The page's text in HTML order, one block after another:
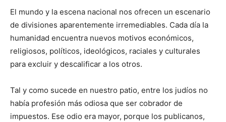
El mundo y la escena nacional nos ofrecen un escenario
de divisiones aparentemente irremediables. Cada día la
humanidad encuentra nuevos motivos económicos,
religiosos, políticos, ideológicos, raciales y culturales
para excluir y descalificar a los otros.
Tal y como sucede en nuestro patio, entre los judíos no
había profesión más odiosa que ser cobrador de
impuestos. Ese odio era mayor, porque los publicanos,